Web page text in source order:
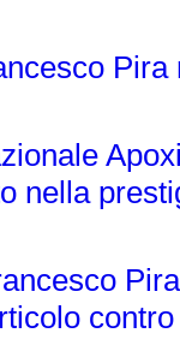
nella